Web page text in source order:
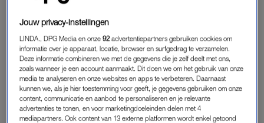
FAMILIE NAAR HET SONGFESTIVAL IN
TEL AVIV
Tien dagen lang waren de vader van Duncan, diens vrouw,
Duncans moeder, haar gezin én een vriendin van de familie in
Tel Aviv om hun zoon te steunen. Van het land heeft de familie
echter bijna niks gezien, want er waren weinig momenten
waarop de familie van Duncans zijde week. Ze werden overal
Jouw privacy-instellingen
LINDA., DPG Media en onze92 advertentiepartners gebruiken cookies om
informatie over je apparaat, locatie, browser en surfgedrag te verzamelen.
Deze informatie combineren we met de gegevens die je zelf deelt met ons,
zoals wanneer je een account aanmaakt. Dit doen we om het gebruik van onze
media te analyseren en onze websites en apps te verbeteren. Daarnaast
kunnen we, als je hier toestemming voor geeft, je gegevens gebruiken om onze
content, communicatie en aanbod te personaliseren en je relevante
advertenties te tonen, en voor marketingdoeleinden delen met 4
mediapartners. Ook content van 13 externe platformen wordt enkel getoond